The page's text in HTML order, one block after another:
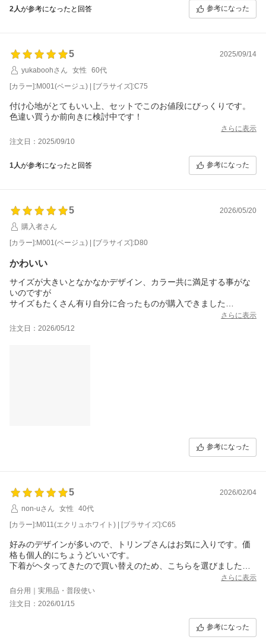
が、今までこんな事はありませんでした。デザインもとても気に
入っていたので当たる部分を爪でゴシゴシ揉んで使ってみたら痛
2人が参考になったと回答 参考になった
5
2025/09/14
yukaboohさん
女性
60代
[カラー]:M001(ベージュ) | [ブラサイズ]:C75
付け心地がとてもいい上、セットでこのお値段にびっくりです。
色違い買うか前向きに検討中です！
さらに表示
注文日：2025/09/10
1人が参考になったと回答 参考になった
5
2026/05/20
購入者さん
[カラー]:M001(ベージュ) | [ブラサイズ]:D80
かわいい
サイズが大きいとなかなかデザイン、カラー共に満足する事がな
いのですが
サイズもたくさん有り自分に合ったものが購入できました
大満足です。
さらに表示
注文日：2026/05/12
参考になった
5
2026/02/04
non-uさん
女性
40代
[カラー]:M011(エクリュホワイト) | [ブラサイズ]:C65
好みのデザインが多いので、トリンプさんはお気に入りです。価
格も個人的にちょうどいいです。
下着がヘタってきたので買い替えのため、こちらを選びました。
カラーはエクリュホワイトとアイボリー。どちらも清楚でとても
素敵な色合いで、購入して良かったです。下着で冒険するタイプ
の人間じゃないので、こういう大人しめのカラー＆デザイン(でも
ちゃんとカワイイ！)はありがたいと思っています。
ホックが3段階ありますが、一番外側にしても少し窮屈に感じま
す。でも新品はこんなもんかな、という感じです。お陰で(?)ホー
さらに表示
自分用｜実用品・普段使い
注文日：2026/01/15
参考になった